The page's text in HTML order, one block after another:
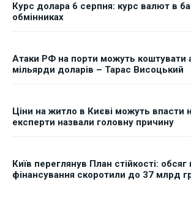
Курс долара 6 серпня: курс валют в
обмінниках
Атаки РФ на порти можуть коштувати
мільярди доларів – Тарас Висоцький
Ціни на житло в Києві можуть впасти
експерти назвали головну причину
Київ переглянув План стійкості: обсяг
фінансування скоротили до 37 млрд